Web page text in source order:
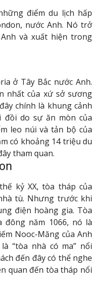
điểm du lịch hấp
nước Anh. Nó trở
và xuất hiện trong
ở Tây Bắc nước Anh.
nhất của xứ sở sương
chính là khung cảnh
do sự ăn mòn của
leo núi và tản bộ của
có khoảng 14 triệu du
tham quan.
kỷ XX, tòa tháp của
tù. Nhưng trước khi
điện hoàng gia. Tòa
đông năm 1066, nó là
Nooc-Măng của Anh
“tòa nhà có ma” nổi
đến đây có thể nghe
quan đến tòa tháp nổi